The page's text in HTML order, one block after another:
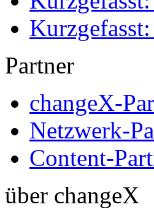
Partner
changeX-
Netzwerk-
Content-
über changeX